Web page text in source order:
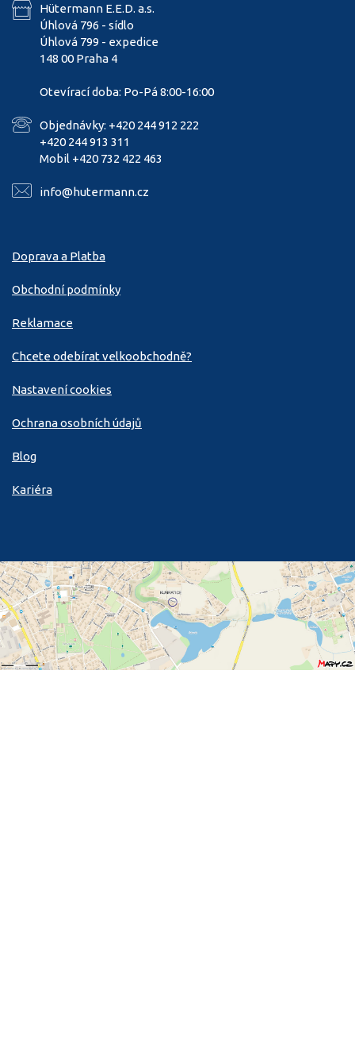
Hütermann E.E.D. a.s.
Úhlová 796 - sídlo
Úhlová 799 - expedice
148 00 Praha 4
Otevírací doba: Po-Pá 8:00-16:00
Objednávky: +420 244 912 222
+420 244 913 311
Mobil +420 732 422 463
info@hutermann.cz
Doprava a Platba
Obchodní podmínky
Reklamace
Chcete odebírat velkoobchodně?
Nastavení cookies
Ochrana osobních údajů
Blog
Kariéra